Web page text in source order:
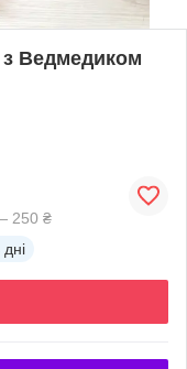
Ведмедиком
250 ₴